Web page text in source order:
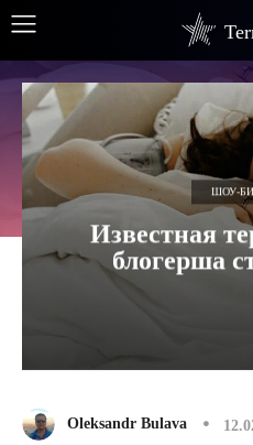
ШОУ-
Известная
блогерша
Oleksandr Bulava